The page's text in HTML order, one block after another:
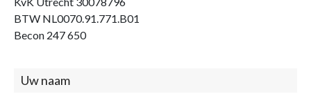
BTW NL0070.91.771.B01
Becon 247 650
Contact